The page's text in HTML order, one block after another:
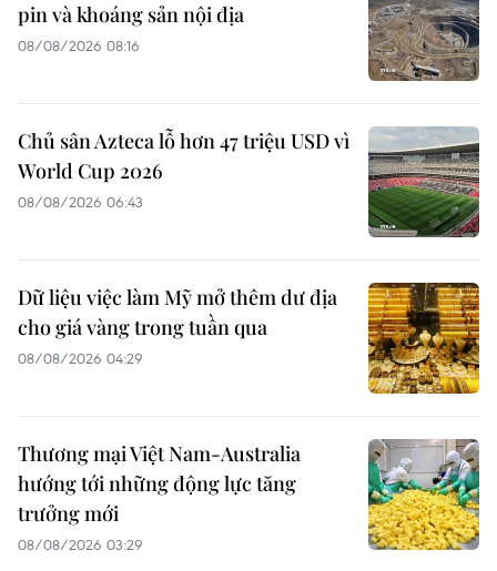
pin và khoáng sản nội địa
08/08/2026 08:16
Chủ sân Azteca lỗ hơn 47 triệu USD vì
World Cup 2026
08/08/2026 06:43
Dữ liệu việc làm Mỹ mở thêm dư địa
cho giá vàng trong tuần qua
08/08/2026 04:29
Thương mại Việt Nam-Australia
hướng tới những động lực tăng
trưởng mới
08/08/2026 03:29